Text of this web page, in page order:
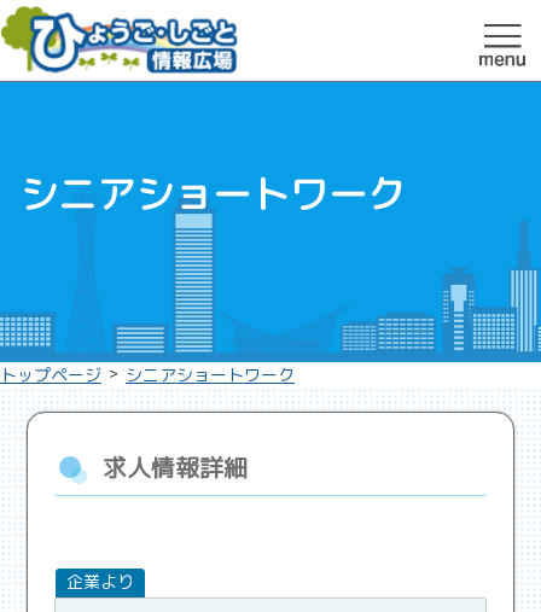
シニアショートワーク
トップページ > シニアショートワーク
求人情報詳細